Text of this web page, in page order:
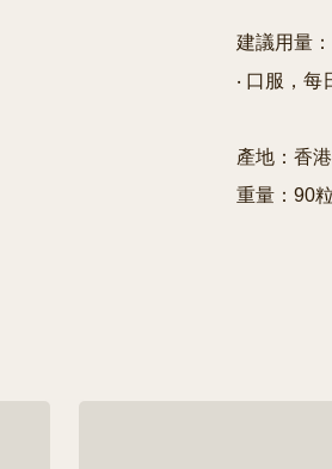
建議用量：
‧ 口服，每
產地：香港
重量：90粒